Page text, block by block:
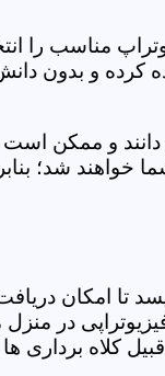
مناسب را
و بدون دانش
و ممکن است
شد؛
تا امکان
در منزل
کلاه برداری ها